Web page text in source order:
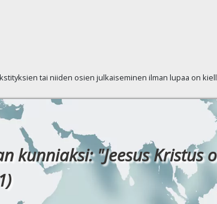
tai niiden osien julkaiseminen ilman lupaa on
kunniaksi: "Jeesus Kristus